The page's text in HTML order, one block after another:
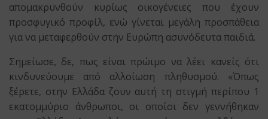
απομακρυνθούν κυρίως οικογένειες που έχουν
προσφυγικό προφίλ, ενώ γίνεται μεγάλη προσπάθεια
για να μεταφερθούν στην Ευρώπη ασυνόδευτα παιδιά.
Σημείωσε, δε, πως είναι πρώιμο να λέει κανείς ότι
κινδυνεύουμε από αλλοίωση πληθυσμού. «Όπως
ξέρετε, στην Ελλάδα ζουν αυτή τη στιγμή περίπου 1
εκατομμύριο άνθρωποι, οι οποίοι δεν γεννήθηκαν